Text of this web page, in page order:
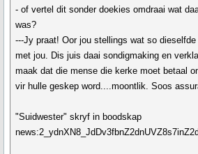
- of vertel dit sonder doekies omdraai wat
was?
---Jy praat! Oor jou stellings wat so
met jou. Dis juis daai sondigmaking en
maak dat die mense die kerke moet betaal
vir hulle geskep word....moontlik. Soos
"Suidwester" skryf in boodskap